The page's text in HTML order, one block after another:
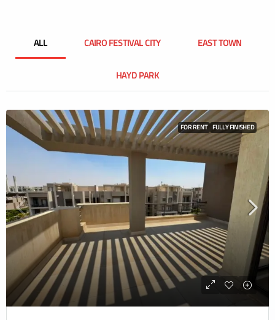
ALL CAIRO FESTIVAL CITY EAST TOWN
HAYD PARK
FOR RENT FULLY FINISHED